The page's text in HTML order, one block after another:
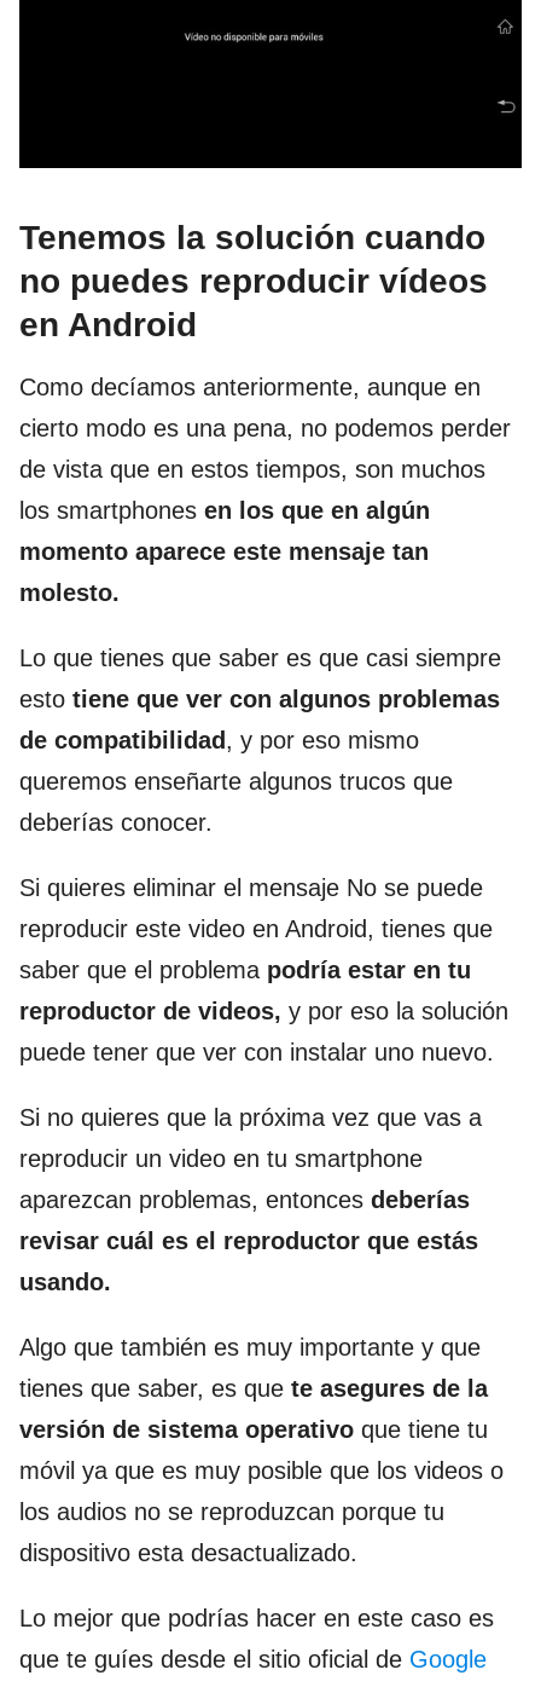
Tenemos la solución cuando
no puedes reproducir vídeos
en Android
Como decíamos anteriormente, aunque en
cierto modo es una pena, no podemos perder
de vista que en estos tiempos, son muchos
los smartphones en los que en algún
momento aparece este mensaje tan
molesto.
Lo que tienes que saber es que casi siempre
esto tiene que ver con algunos problemas
de compatibilidad , y por eso mismo
queremos enseñarte algunos trucos que
deberías conocer.
Si quieres eliminar el mensaje No se puede
reproducir este video en Android, tienes que
saber que el problema podría estar en tu
reproductor de videos, y por eso la solución
puede tener que ver con instalar uno nuevo.
Si no quieres que la próxima vez que vas a
reproducir un video en tu smartphone
aparezcan problemas, entonces deberías
revisar cuál es el reproductor que estás
usando.
Algo que también es muy importante y que
tienes que saber, es que te asegures de la
versión de sistema operativo que tiene tu
móvil ya que es muy posible que los videos o
los audios no se reproduzcan porque tu
dispositivo esta desactualizado.
Lo mejor que podrías hacer en este caso es
que te guíes desde el sitio oficial de Google